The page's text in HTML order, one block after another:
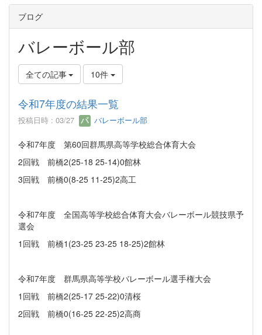
ブログ
バレーボール部
全ての記事 10件
令和7年度の結果一覧
投稿日時 : 03/27 バレーボール部
令和7年度 第60回群馬県高等学校総合体育大会
2回戦 前橋2(25-18 25-14)0館林
3回戦 前橋0(8-25 11-25)2高工
令和7年度 全国高等学校総合体育大会バレーボール競技県予
選会
1回戦 前橋1(23-25 23-25 18-25)2館林
令和7年度 群馬県高等学校バレーボール選手権大会
1回戦 前橋2(25-17 25-22)0清桜
2回戦 前橋0(16-25 22-25)2高商